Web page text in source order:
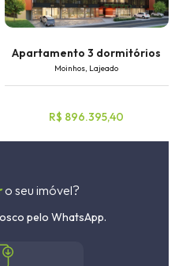
Apartamento 3 dormitórios
Moinhos, Lajeado
R$ 896.395,40
o seu imóvel?
pelo WhatsApp.